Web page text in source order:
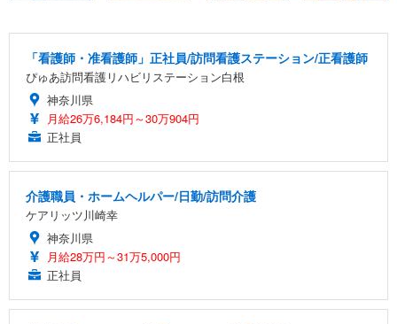
「看護師・准看護師」正社員/訪問看護ステーション/正看護師
ぴゅあ訪問看護リハビリステーション白根
神奈川県
月給26万6,184円～30万904円
正社員
介護職員・ホームヘルパー/日勤/訪問介護
ケアリッツ川崎幸
神奈川県
月給28万円～31万5,000円
正社員